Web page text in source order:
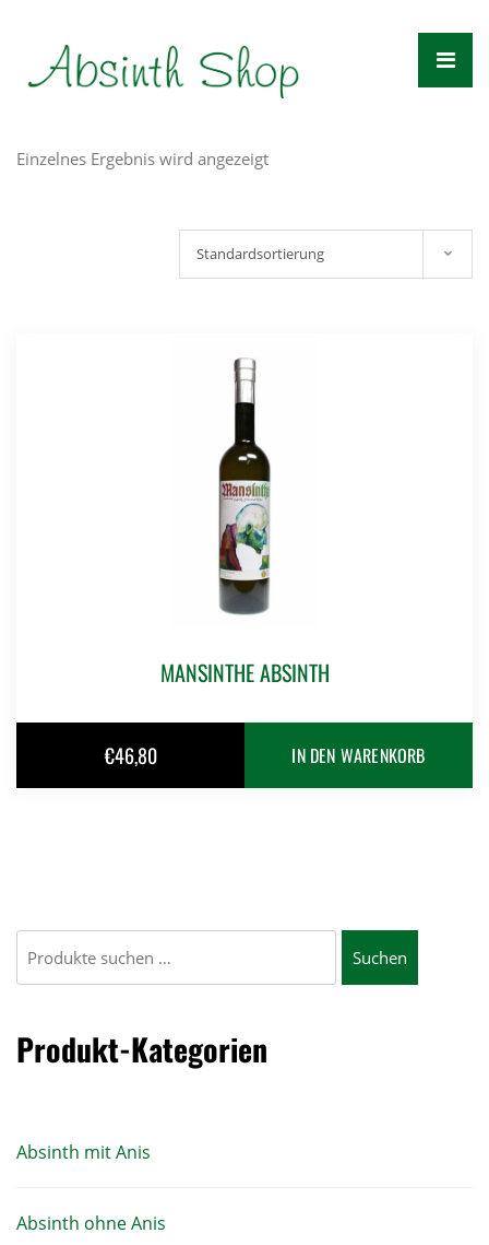
springen
Einzelnes Ergebnis wird angezeigt
Standardsortierung
MANSINTHE ABSINTH
€46,80 IN DEN WARENKORB
Suchen
nach:
Suchen
Produkt-Kategorien
Absinth mit Anis
Absinth ohne Anis